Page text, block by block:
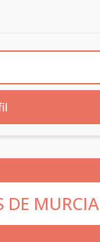
DE MURCIA